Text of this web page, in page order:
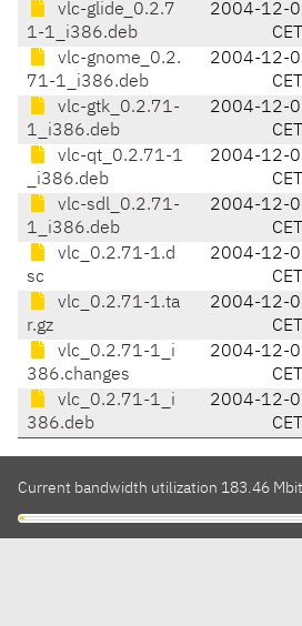
vlc-glide_0.2.7
1-1_i386.deb
2004-12-
CET
vlc-gnome_0.2.
71-1_i386.deb
2004-12-
CET
vlc-gtk_0.2.71-
1_i386.deb
2004-12-
CET
vlc-qt_0.2.71-1
_i386.deb
2004-12-
CET
vlc-sdl_0.2.71-
1_i386.deb
2004-12-
CET
vlc_0.2.71-1.d
sc
2004-12-
CET
vlc_0.2.71-1.ta
r.gz
2004-12-
CET
vlc_0.2.71-1_i
386.changes
2004-12-
CET
vlc_0.2.71-1_i
386.deb
2004-12-
CET
Current bandwidth utilization 183.46